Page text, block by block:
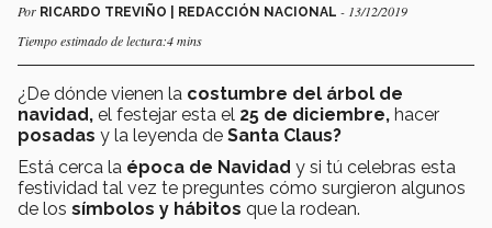
Por RICARDO TREVIÑO | REDACCIÓN NACIONAL - 13/12/2019
Tiempo estimado de lectura:4 mins
¿De dónde vienen la costumbre del árbol de
navidad, el festejar esta el 25 de diciembre, hacer
posadas y la leyenda de Santa Claus?
Está cerca la época de Navidad y si tú celebras esta
festividad tal vez te preguntes cómo surgieron algunos
de los símbolos y hábitos que la rodean.